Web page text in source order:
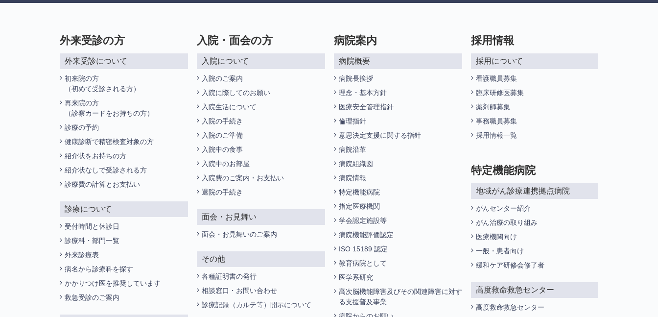
外来受診の方
外来受診について
初来院の方
（初めて受診される方）
再来院の方
（診察カードをお持ちの方）
診療の予約
健康診断で精密検査対象の方
紹介状をお持ちの方
紹介状なしで受診される方
診療費の計算とお支払い
診療について
受付時間と休診日
診療科・部門一覧
外来診療表
病名から診療科を探す
かかりつけ医を推奨しています
救急受診のご案内
入院・面会の方
入院について
入院のご案内
入院に際してのお願い
入院生活について
入院の手続き
入院のご準備
入院中の食事
入院中のお部屋
入院費のご案内・お支払い
退院の手続き
面会・お見舞い
面会・お見舞いのご案内
その他
各種証明書の発行
相談窓口・お問い合わせ
診療記録（カルテ等）開示について
病院案内
病院概要
病院長挨拶
理念・基本方針
医療安全管理指針
倫理指針
意思決定支援に関する指針
病院沿革
病院組織図
病院情報
特定機能病院
指定医療機関
学会認定施設等
病院機能評価認定
ISO 15189 認定
教育病院として
医学系研究
高次脳機能障害及びその関連障害に対す
る支援普及事業
採用情報
採用について
看護職員募集
臨床研修医募集
薬剤師募集
事務職員募集
採用情報一覧
特定機能病院
地域がん診療連携拠点病院
がんセンター紹介
がん治療の取り組み
医療機関向け
一般・患者向け
緩和ケア研修会修了者
高度救命救急センター
高度救命救急センター